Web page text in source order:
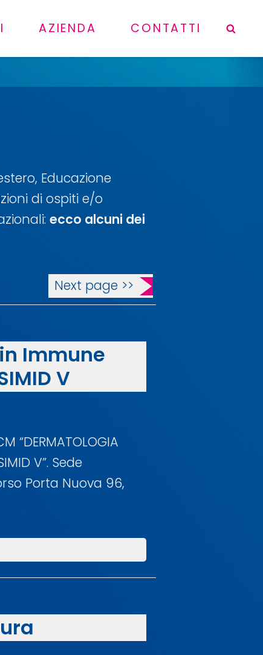
AZIENDA CONTATTI
Educazione
di ospiti e/o
ecco alcuni dei
Next page >>
Immune
V
V”. Sede
Porta Nuova 96,